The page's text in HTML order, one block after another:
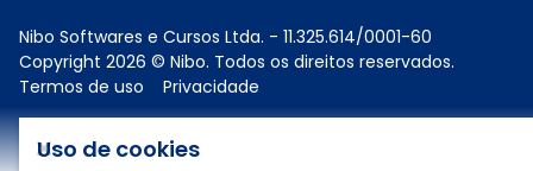
Termos de uso Privacidade
Copyright 2026 © Nibo. Todos os direitos reservados.
Nibo Softwares e Cursos Ltda. - 11.325.614/0001-60
Uso de cookies